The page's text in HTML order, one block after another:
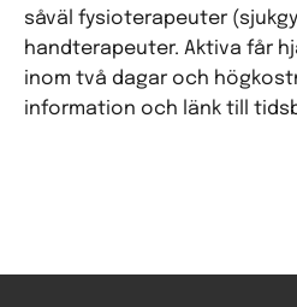
såväl fysioterapeuter
handterapeuter. Aktiva får
inom två dagar och
information och länk till